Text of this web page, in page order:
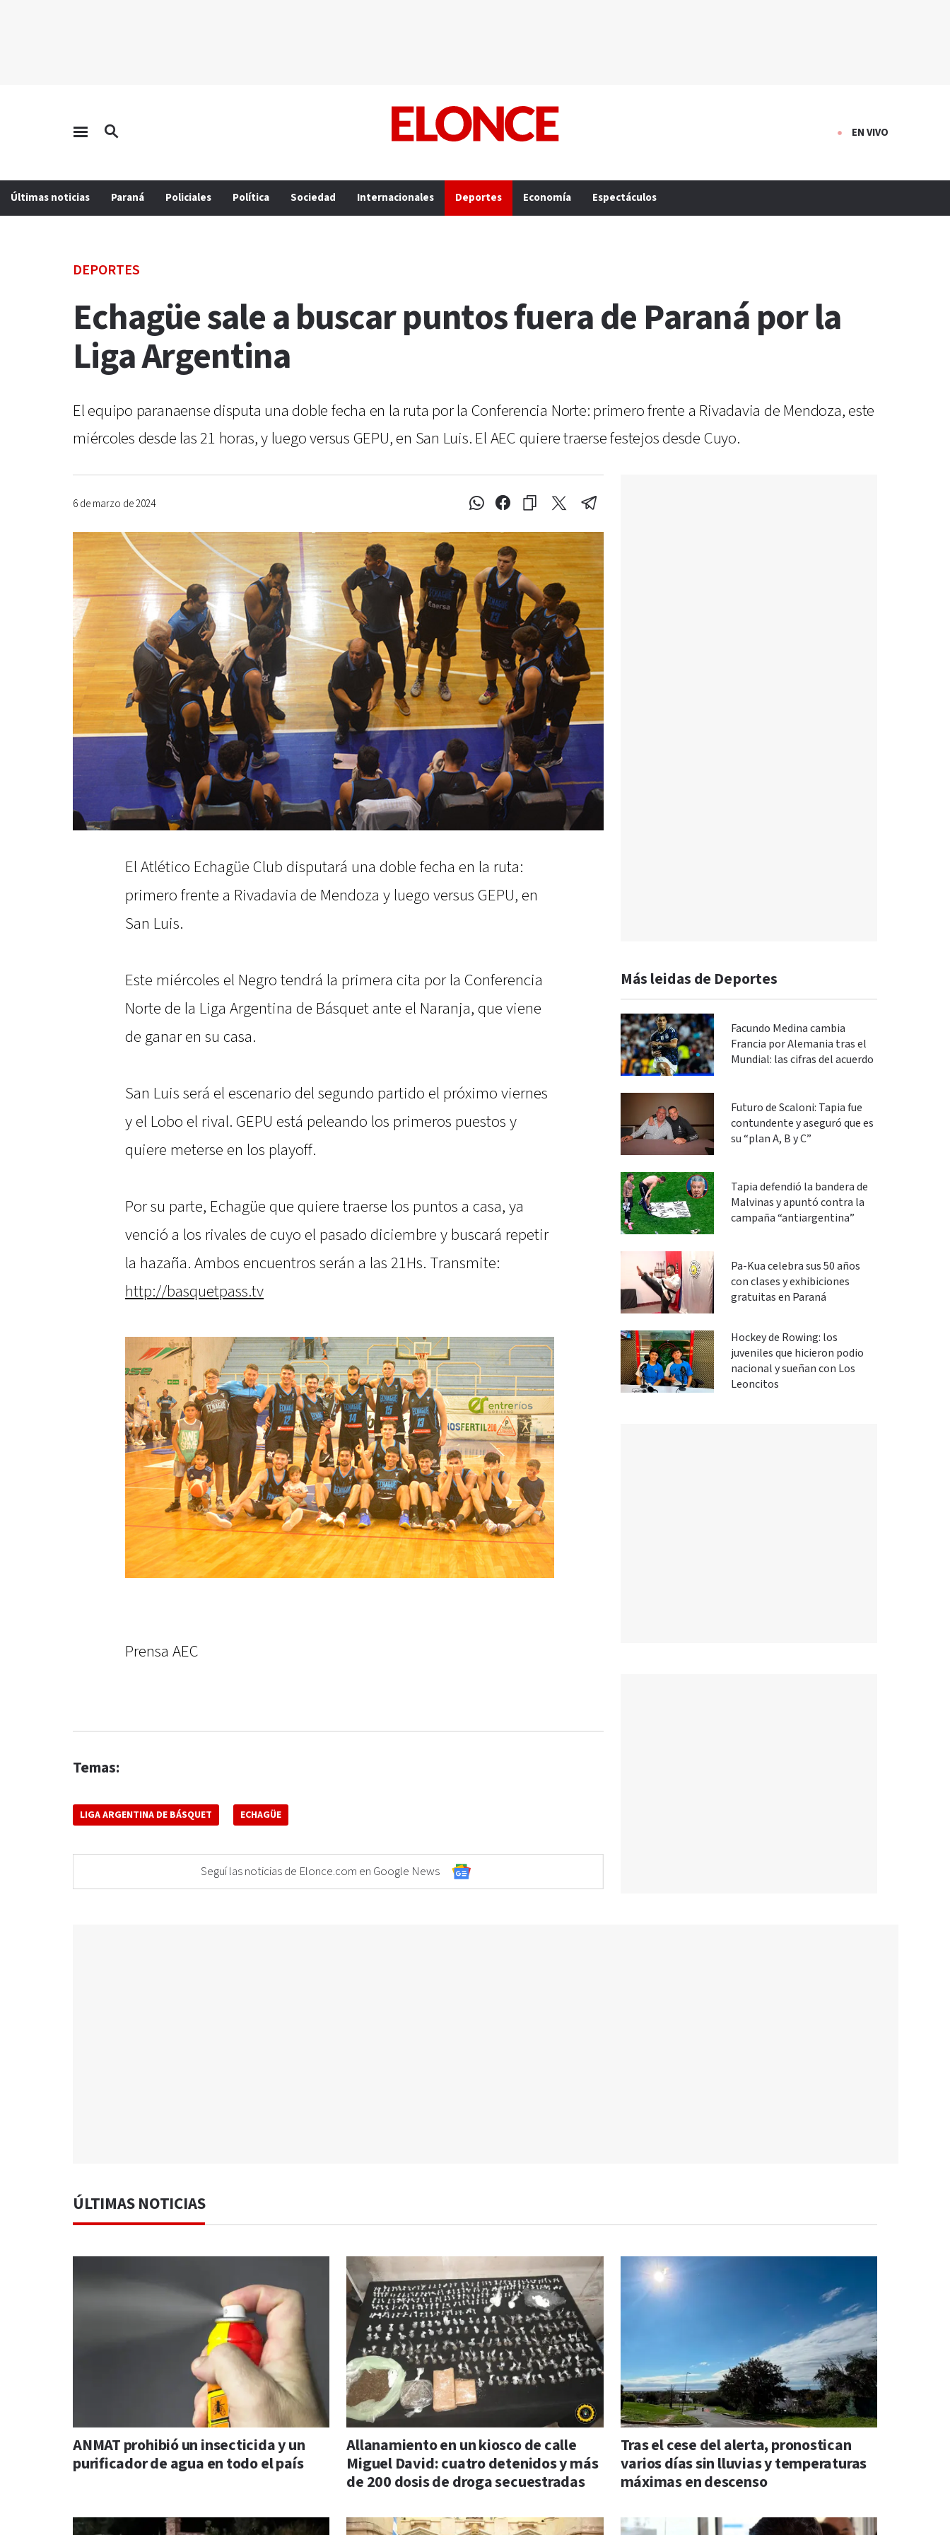
EN VIVO
Últimas noticias Paraná Policiales Política Sociedad Internacionales Deportes Economía Espectáculos
DEPORTES
Echagüe sale a buscar puntos fuera de Paraná por la
Liga Argentina
El equipo paranaense disputa una doble fecha en la ruta por la Conferencia Norte: primero frente a Rivadavia de Mendoza, este
miércoles desde las 21 horas, y luego versus GEPU, en San Luis. El AEC quiere traerse festejos desde Cuyo.
6 de marzo de 2024
El Atlético Echagüe Club disputará una doble fecha en la ruta:
primero frente a Rivadavia de Mendoza y luego versus GEPU, en
San Luis.
Este miércoles el Negro tendrá la primera cita por la Conferencia
Norte de la Liga Argentina de Básquet ante el Naranja, que viene
de ganar en su casa.
San Luis será el escenario del segundo partido el próximo viernes
y el Lobo el rival. GEPU está peleando los primeros puestos y
quiere meterse en los playoff.
Por su parte, Echagüe que quiere traerse los puntos a casa, ya
venció a los rivales de cuyo el pasado diciembre y buscará repetir
la hazaña. Ambos encuentros serán a las 21Hs. Transmite:
http://basquetpass.tv
Prensa AEC
Temas:
LIGA ARGENTINA DE BÁSQUET ECHAGÜE
Seguí las noticias de Elonce.com en Google News
Más leidas de Deportes
Facundo Medina cambia
Francia por Alemania tras el
Mundial: las cifras del acuerdo
Futuro de Scaloni: Tapia fue
contundente y aseguró que es
su “plan A, B y C”
Tapia defendió la bandera de
Malvinas y apuntó contra la
campaña “antiargentina”
Pa-Kua celebra sus 50 años
con clases y exhibiciones
gratuitas en Paraná
Hockey de Rowing: los
juveniles que hicieron podio
nacional y sueñan con Los
Leoncitos
ÚLTIMAS NOTICIAS
ANMAT prohibió un insecticida y un
purificador de agua en todo el país
Allanamiento en un kiosco de calle
Miguel David: cuatro detenidos y más
de 200 dosis de droga secuestradas
Tras el cese del alerta, pronostican
varios días sin lluvias y temperaturas
máximas en descenso